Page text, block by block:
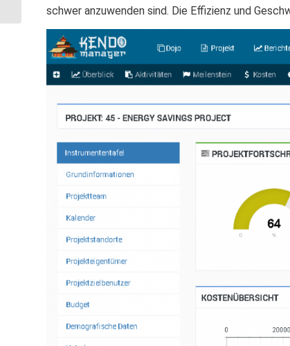
schwer anzuwenden sind. Die Effizienz und